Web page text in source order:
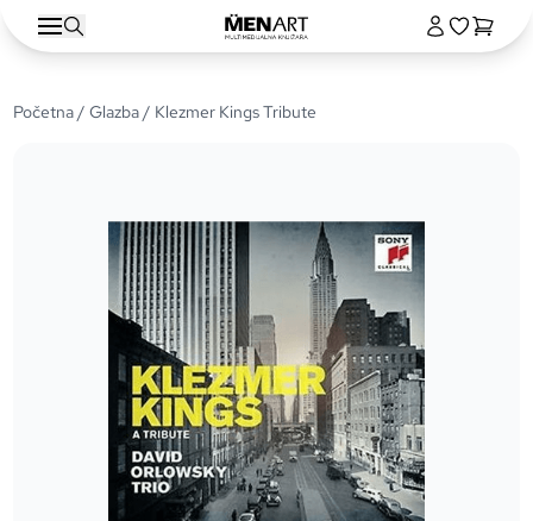
Početna/Glazba/ Klezmer Kings Tribute